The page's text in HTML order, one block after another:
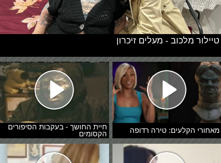
מאחורי הקלעים: טירה רדופה
חיית החושך - בעקבות הסיפורים
הקסומים
טיילור מלכוב - מעלים זיכרון